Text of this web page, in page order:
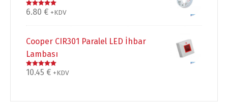
5 üzerinden
5.00 oy aldı
6.80 € +KDV
Cooper CIR301 Paralel LED İhbar
Lambası
5 üzerinden
5.00 oy aldı
10.45 € +KDV